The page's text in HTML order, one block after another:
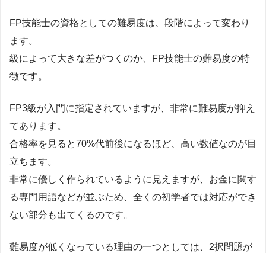
FP技能士の資格としての難易度は、段階によって変わり
ます。
級によって大きな差がつくのか、FP技能士の難易度の特
徴です。
FP3級が入門に指定されていますが、非常に難易度が抑え
てあります。
合格率を見ると70%代前後になるほど、高い数値なのが目
立ちます。
非常に優しく作られているように見えますが、お金に関す
る専門用語などが並ぶため、全くの初学者では対応ができ
ない部分も出てくるのです。
難易度が低くなっている理由の一つとしては、2択問題が